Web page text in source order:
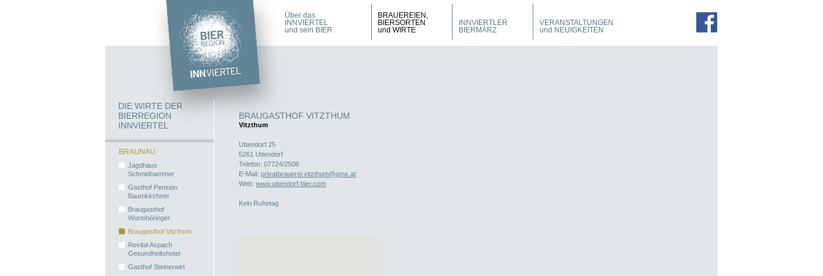
Über das
INNVIERTEL
und sein BIER
BRAUEREIEN,
BIERSORTEN
und WIRTE
INNVIERTLER
BIERMÄRZ
VERANSTALTUNGEN
und NEUIGKEITEN
FÜHRUNGEN
DIE WIRTE DER
BIERREGION
INNVIERTEL
BRAUNAU
Jagdhaus
Schmidhammer
Gasthof Pension
Baumkirchner
Braugasthof
Wurmhöringer
Braugasthof Vitzthum
Revital Aspach
Gesundheitshotel
Gasthof Steinerwirt
BRAUGASTHOF VITZTHUM
Vitzthum
Uttendorf 25
5261 Uttendorf
Telefon:07724/2508
E-Mail:privatbrauerei.vitzthum@gmx.at
Web:www.uttendorf-bier.com
Kein Ruhetag